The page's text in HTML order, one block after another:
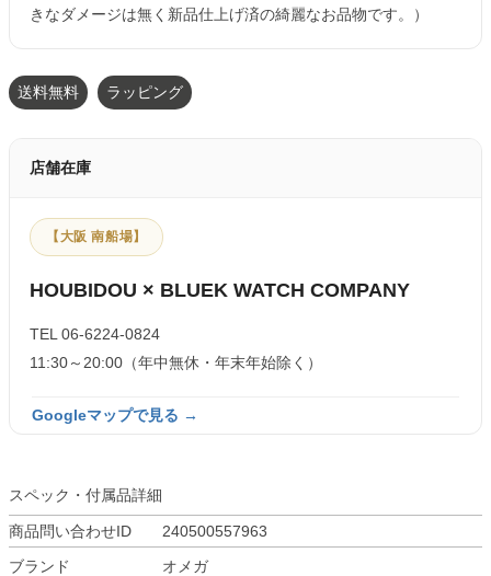
きなダメージは無く新品仕上げ済の綺麗なお品物です。）
送料無料 ラッピング
店舗在庫
【大阪 南船場】
HOUBIDOU × BLUEK WATCH COMPANY
TEL 06-6224-0824
11:30～20:00（年中無休・年末年始除く）
Googleマップで見る →
スペック・付属品詳細
商品問い合わせID
240500557963
ブランド
オメガ